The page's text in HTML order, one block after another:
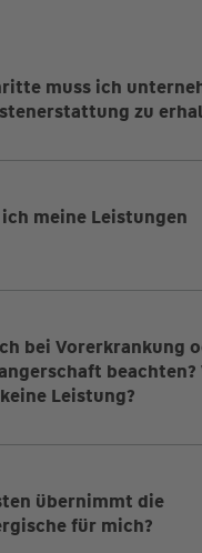
muss ich
zu
meine Leistungen
bei Vorerkrankung
beachten?
Leistung?
übernimmt die
für mich?